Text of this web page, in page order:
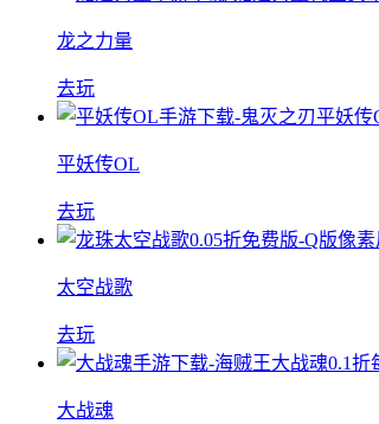
龙之力量
去玩
平妖传OL
去玩
太空战歌
去玩
大战魂